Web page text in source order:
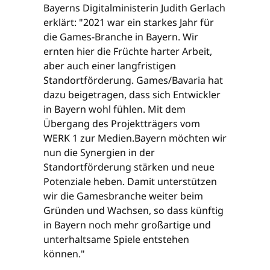
Bayerns Digitalministerin Judith Gerlach
erklärt: "2021 war ein starkes Jahr für
die Games-Branche in Bayern. Wir
ernten hier die Früchte harter Arbeit,
aber auch einer langfristigen
Standortförderung. Games/Bavaria hat
dazu beigetragen, dass sich Entwickler
in Bayern wohl fühlen. Mit dem
Übergang des Projektträgers vom
WERK 1 zur Medien.Bayern möchten wir
nun die Synergien in der
Standortförderung stärken und neue
Potenziale heben. Damit unterstützen
wir die Gamesbranche weiter beim
Gründen und Wachsen, so dass künftig
in Bayern noch mehr großartige und
unterhaltsame Spiele entstehen
können."